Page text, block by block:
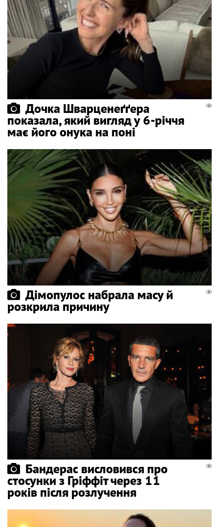
Дочка Шварценеґґера
показала, який вигляд у 6-річчя
має його онука на поні
Дімопулос набрала масу й
розкрила причину
Бандерас висловився про
стосунки з Гріффіт через 11
років після розлучення